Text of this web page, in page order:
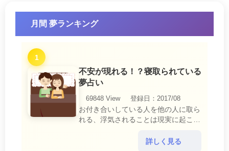
月間 夢ランキング
1
不安が現れる！？寝取られている
夢占い
69848 View
登録日：2017/08
お付き合いしている人を他の人に取ら
れる、浮気されることは現実に起こる
いにおいて、『寝取られている』夢
詳しく見る